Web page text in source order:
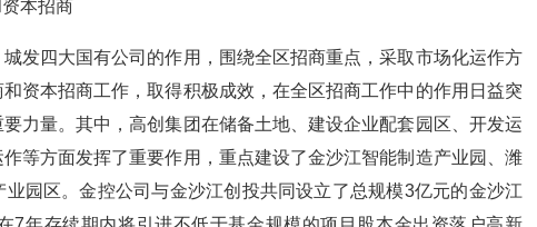
本招商
四大国有公司的作用，围绕全区招商重点，采取市场化运作方
资本招商工作，取得积极成效，在全区招商工作中的作用日益突
力量。其中，高创集团在储备土地、建设企业配套园区、开发运
等方面发挥了重要作用，重点建设了金沙江智能制造产业园、潍
园区。金控公司与金沙江创投共同设立了总规模3亿元的金沙江